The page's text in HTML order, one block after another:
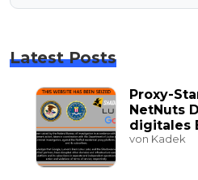
Latest Posts
Proxy-
NetNuts
digitales
von Kadek